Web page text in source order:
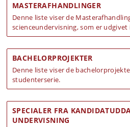
MASTERAFHANDLINGER
Denne liste viser de
scienceundervisning, som er
BACHELORPROJEKTER
Denne liste viser de
studenterserie.
SPECIALER FRA
UNDERVISNING